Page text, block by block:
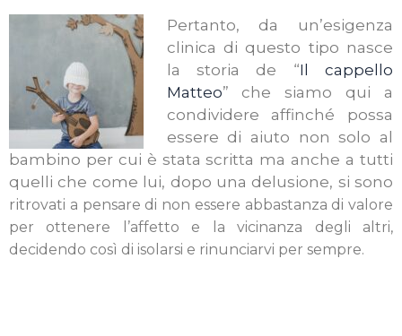
Pertanto, da un’esigenza
clinica di questo tipo nasce
la storia de “Il cappello
Matteo” che siamo qui a
condividere affinché possa
essere di aiuto non solo al
bambino per cui è stata scritta ma anche a tutti
quelli che come lui, dopo una delusione, si sono
ritrovati a pensare di non essere abbastanza di valore
per ottenere l’affetto e la vicinanza degli altri,
decidendo così di isolarsi e rinunciarvi per sempre.